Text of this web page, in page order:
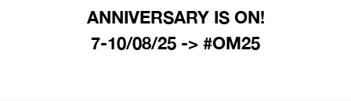
ANNIVERSARY IS ON!
7-10/08/25 -> #OM25